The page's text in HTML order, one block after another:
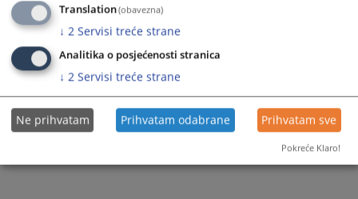
Translation(obavezna)
↓ 2 Servisi treće strane
Analitika o posjećenosti stranica
↓ 2 Servisi treće strane
Ne prihvatam Prihvatam odabrane Prihvatam sve
Pokreće Klaro!